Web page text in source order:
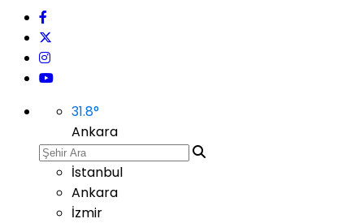
31.8°
Ankara
İstanbul
Ankara
İzmir